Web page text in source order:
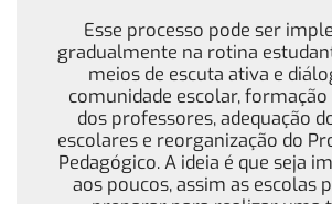
Esse processo pode ser
gradualmente na rotina
meios de escuta ativa e
comunidade escolar,
dos professores, adequação
escolares e reorganização do
Pedagógico. A ideia é que seja
aos poucos, assim as escolas